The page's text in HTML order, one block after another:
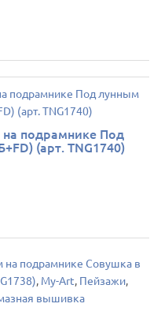
на подрамнике Под
(арт. TNG1740)
подрамнике Совушка в
, My-Art, Пейзажи,
вышивка